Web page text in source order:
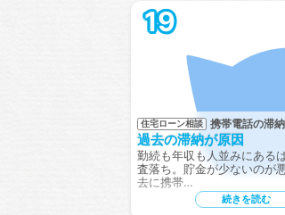
19
住宅ローン相談 携帯電話の滞納
過去の滞納が原因
勤続も年収も人並みにある
査落ち。貯金が少ないのが
去に携帯…
続きを読む